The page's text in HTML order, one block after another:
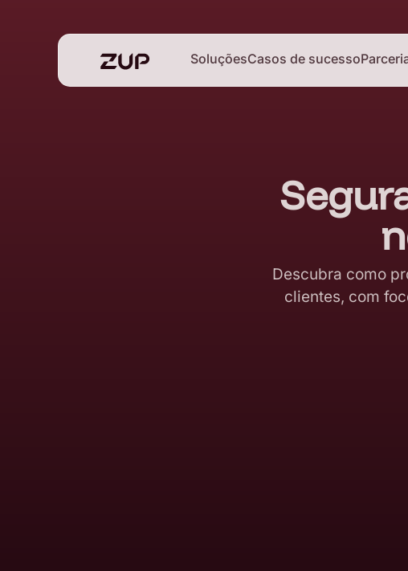
SoluçõesCasos de sucesso
Descubra como
clientes, com